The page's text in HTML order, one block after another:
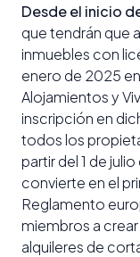
Desde el inicio
que tendrán que
inmuebles con
enero de 2025
Alojamientos y
inscripción en
todos los
partir del 1 de
convierte en el
Reglamento
miembros a
alquileres de